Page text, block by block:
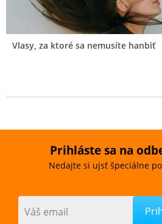
Vlasy, za ktoré sa nemusíte hanbiť
Prihláste sa na
Nedajte si ujsť špeciálne
Váš email